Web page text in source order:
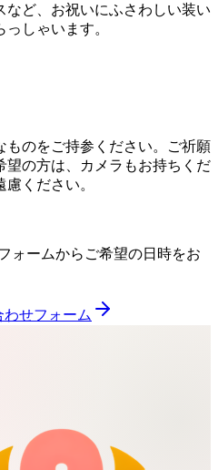
など、お祝いにふさわしい装い
しゃいます。
ものをご持参ください。ご祈願
望の方は、カメラもお持ちくだ
ください。
ォームからご希望の日時をお
わせフォーム